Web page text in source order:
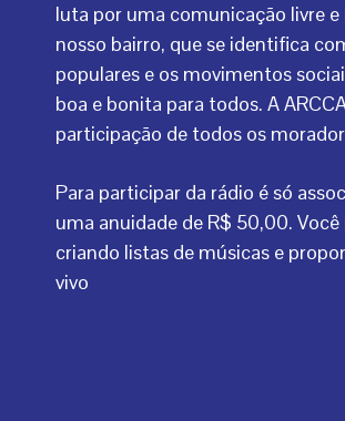
luta por uma comunicação livre
nosso bairro, que se identifica
populares e os movimentos
boa e bonita para todos. A
participação de todos os
Para participar da rádio é só
uma anuidade de R$ 50,00.
criando listas de músicas e
vivo